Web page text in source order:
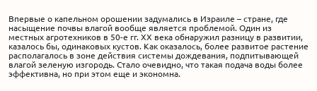
Впервые о капельном орошении задумались в Израиле – стране, где
насыщение почвы влагой вообще является проблемой. Один из
местных агротехников в 50-е гг. XX века обнаружил разницу в развитии,
казалось бы, одинаковых кустов. Как оказалось, более развитое растение
располагалось в зоне действия системы дождевания, подпитывающей
влагой зеленую изгородь. Стало очевидно, что такая подача воды более
эффективна, но при этом еще и экономна.